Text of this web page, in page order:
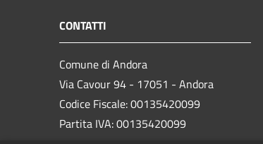
CONTATTI
Comune di Andora
Via Cavour 94 - 17051 - Andora
Codice Fiscale: 00135420099
Partita IVA: 00135420099